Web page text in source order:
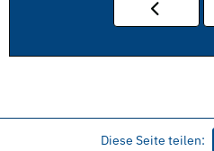
Diese Seite teilen: